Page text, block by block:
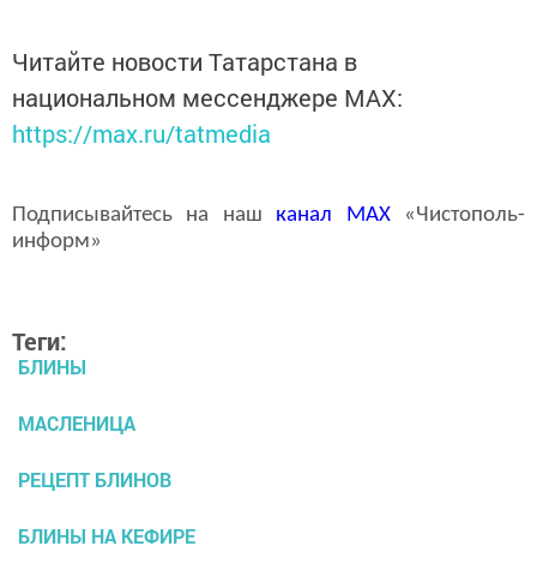
Читайте новости Татарстана в
национальном мессенджере MАХ:
https://max.ru/tatmedia
Подписывайтесь на наш канал MAX«Чистополь-
информ»
Теги:
БЛИНЫ
МАСЛЕНИЦА
РЕЦЕПТ БЛИНОВ
БЛИНЫ НА КЕФИРЕ